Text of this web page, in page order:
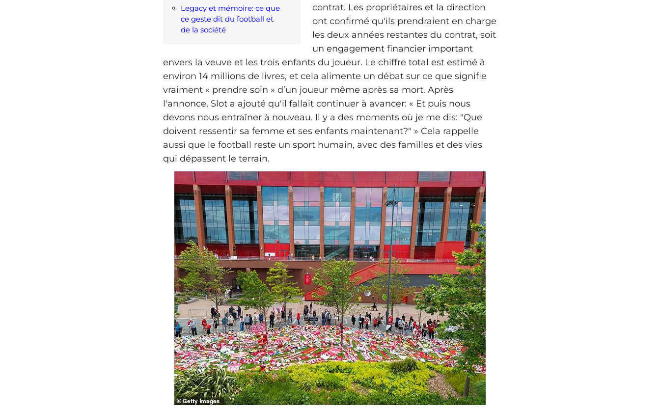
Legacy et mémoire: ce que
ce geste dit du football et
de la société
contrat. Les propriétaires et la direction
ont confirmé qu'ils prendraient en charge
les deux années restantes du contrat, soit
un engagement financier important
envers la veuve et les trois enfants du joueur. Le chiffre total est estimé à
environ 14 millions de livres, et cela alimente un débat sur ce que signifie
vraiment « prendre soin » d’un joueur même après sa mort. Après
l'annonce, Slot a ajouté qu'il fallait continuer à avancer: « Et puis nous
devons nous entraîner à nouveau. Il y a des moments où je me dis: "Que
doivent ressentir sa femme et ses enfants maintenant?" » Cela rappelle
aussi que le football reste un sport humain, avec des familles et des vies
qui dépassent le terrain.